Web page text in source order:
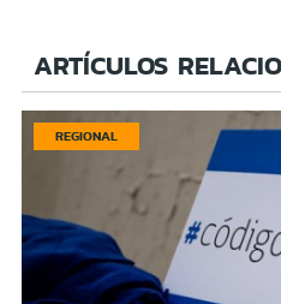
ARTÍCULOS
REGIONAL